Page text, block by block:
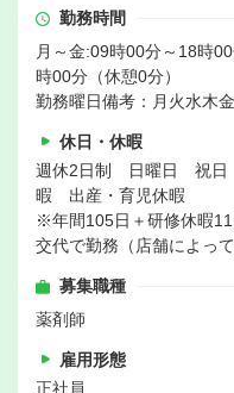
勤務時間
月～金:09時00分～18時
時00分（休憩0分）
勤務曜日備考：月火水木
休日・休暇
週休2日制 日曜日 祝
暇 出産・育児休暇
※年間105日＋研修休暇
交代で勤務（店舗によって
募集職種
薬剤師
雇用形態
正社員